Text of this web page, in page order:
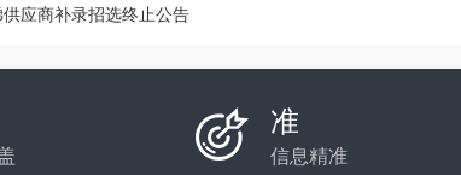
应商补录招选终止公告
准
信息精准